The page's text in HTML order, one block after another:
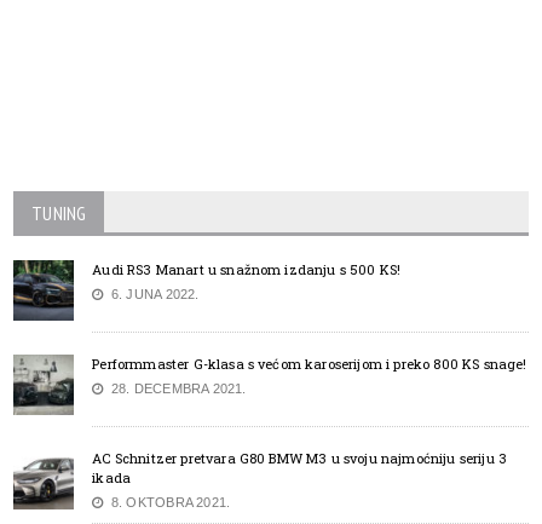
TUNING
Audi RS3 Manart u snažnom izdanju s 500 KS!
6. JUNA 2022.
Performmaster G-klasa s većom karoserijom i preko 800 KS snage!
28. DECEMBRA 2021.
AC Schnitzer pretvara G80 BMW M3 u svoju najmoćniju seriju 3
ikada
8. OKTOBRA 2021.